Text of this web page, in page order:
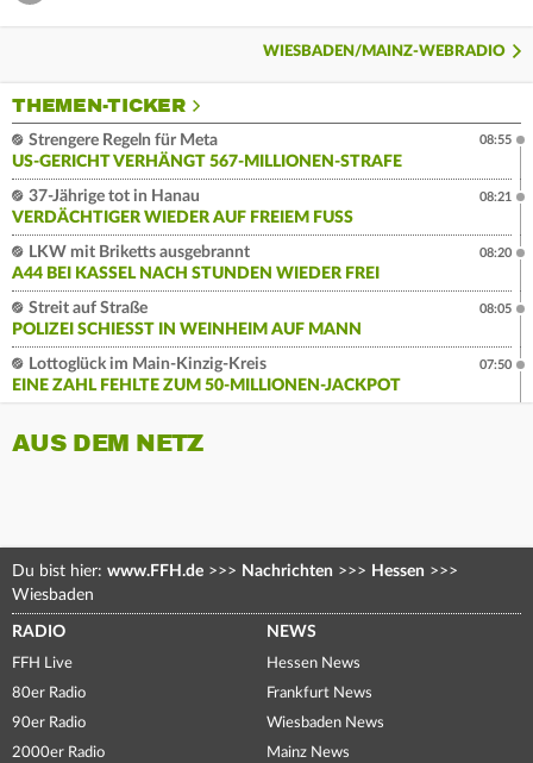
WIESBADEN/MAINZ-WEBRADIO
THEMEN-TICKER
Strengere Regeln für Meta
US-GERICHT VERHÄNGT 567-MILLIONEN-STRAFE
08:55
37-Jährige tot in Hanau
VERDÄCHTIGER WIEDER AUF FREIEM FUSS
08:21
LKW mit Briketts ausgebrannt
A44 BEI KASSEL NACH STUNDEN WIEDER FREI
08:20
Streit auf Straße
POLIZEI SCHIESST IN WEINHEIM AUF MANN
08:05
Lottoglück im Main-Kinzig-Kreis
EINE ZAHL FEHLTE ZUM 50-MILLIONEN-JACKPOT
07:50
AUS DEM NETZ
Du bist hier: www.FFH.de >>> Nachrichten >>> Hessen >>>
Wiesbaden
RADIO
FFH Live
80er Radio
90er Radio
2000er Radio
NEWS
Hessen News
Frankfurt News
Wiesbaden News
Mainz News